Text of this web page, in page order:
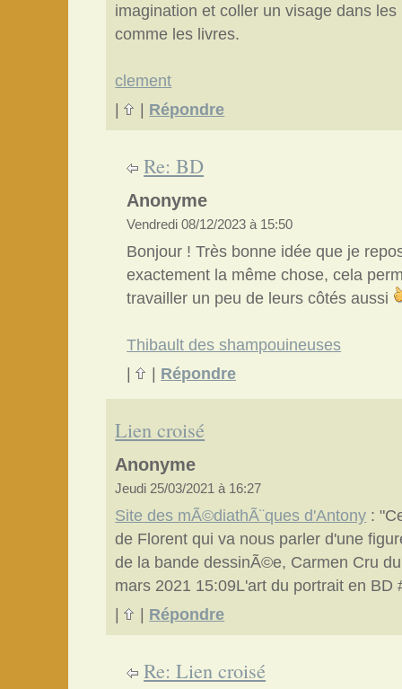
imagination et coller un visage dans
comme les livres.
clement
|
Répondre
Re: BD
Anonyme
Vendredi 08/12/2023 à 15:50
Bonjour ! Très bonne idée que je
exactement la même chose, cela
travailler un peu de leurs côtés aussi
Thibault des shampouineuses
|
Répondre
Lien croisé
Anonyme
Jeudi 25/03/2021 à 16:27
Site des mÃ©diathÃ¨ques d'Antony :
de Florent qui va nous parler d'une
de la bande dessinÃ©e, Carmen Cru
mars 2021 15:09L'art du portrait en BD
|
Répondre
Re: Lien croisé